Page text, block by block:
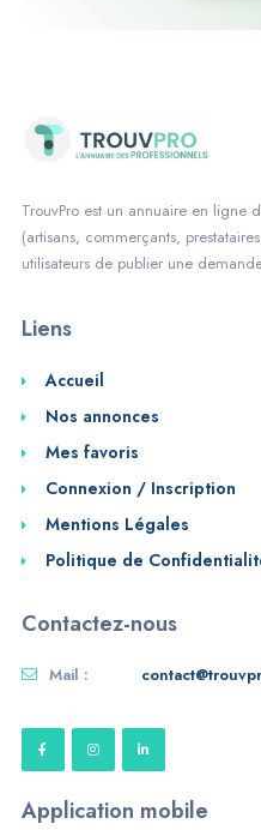
TrouvPro est un annuaire en ligne
(artisans, commerçants,
utilisateurs de publier une
Liens
Accueil
Nos annonces
Mes favoris
Connexion / Inscription
Mentions Légales
Politique de
Contactez-nous
Mail :
Application mobile